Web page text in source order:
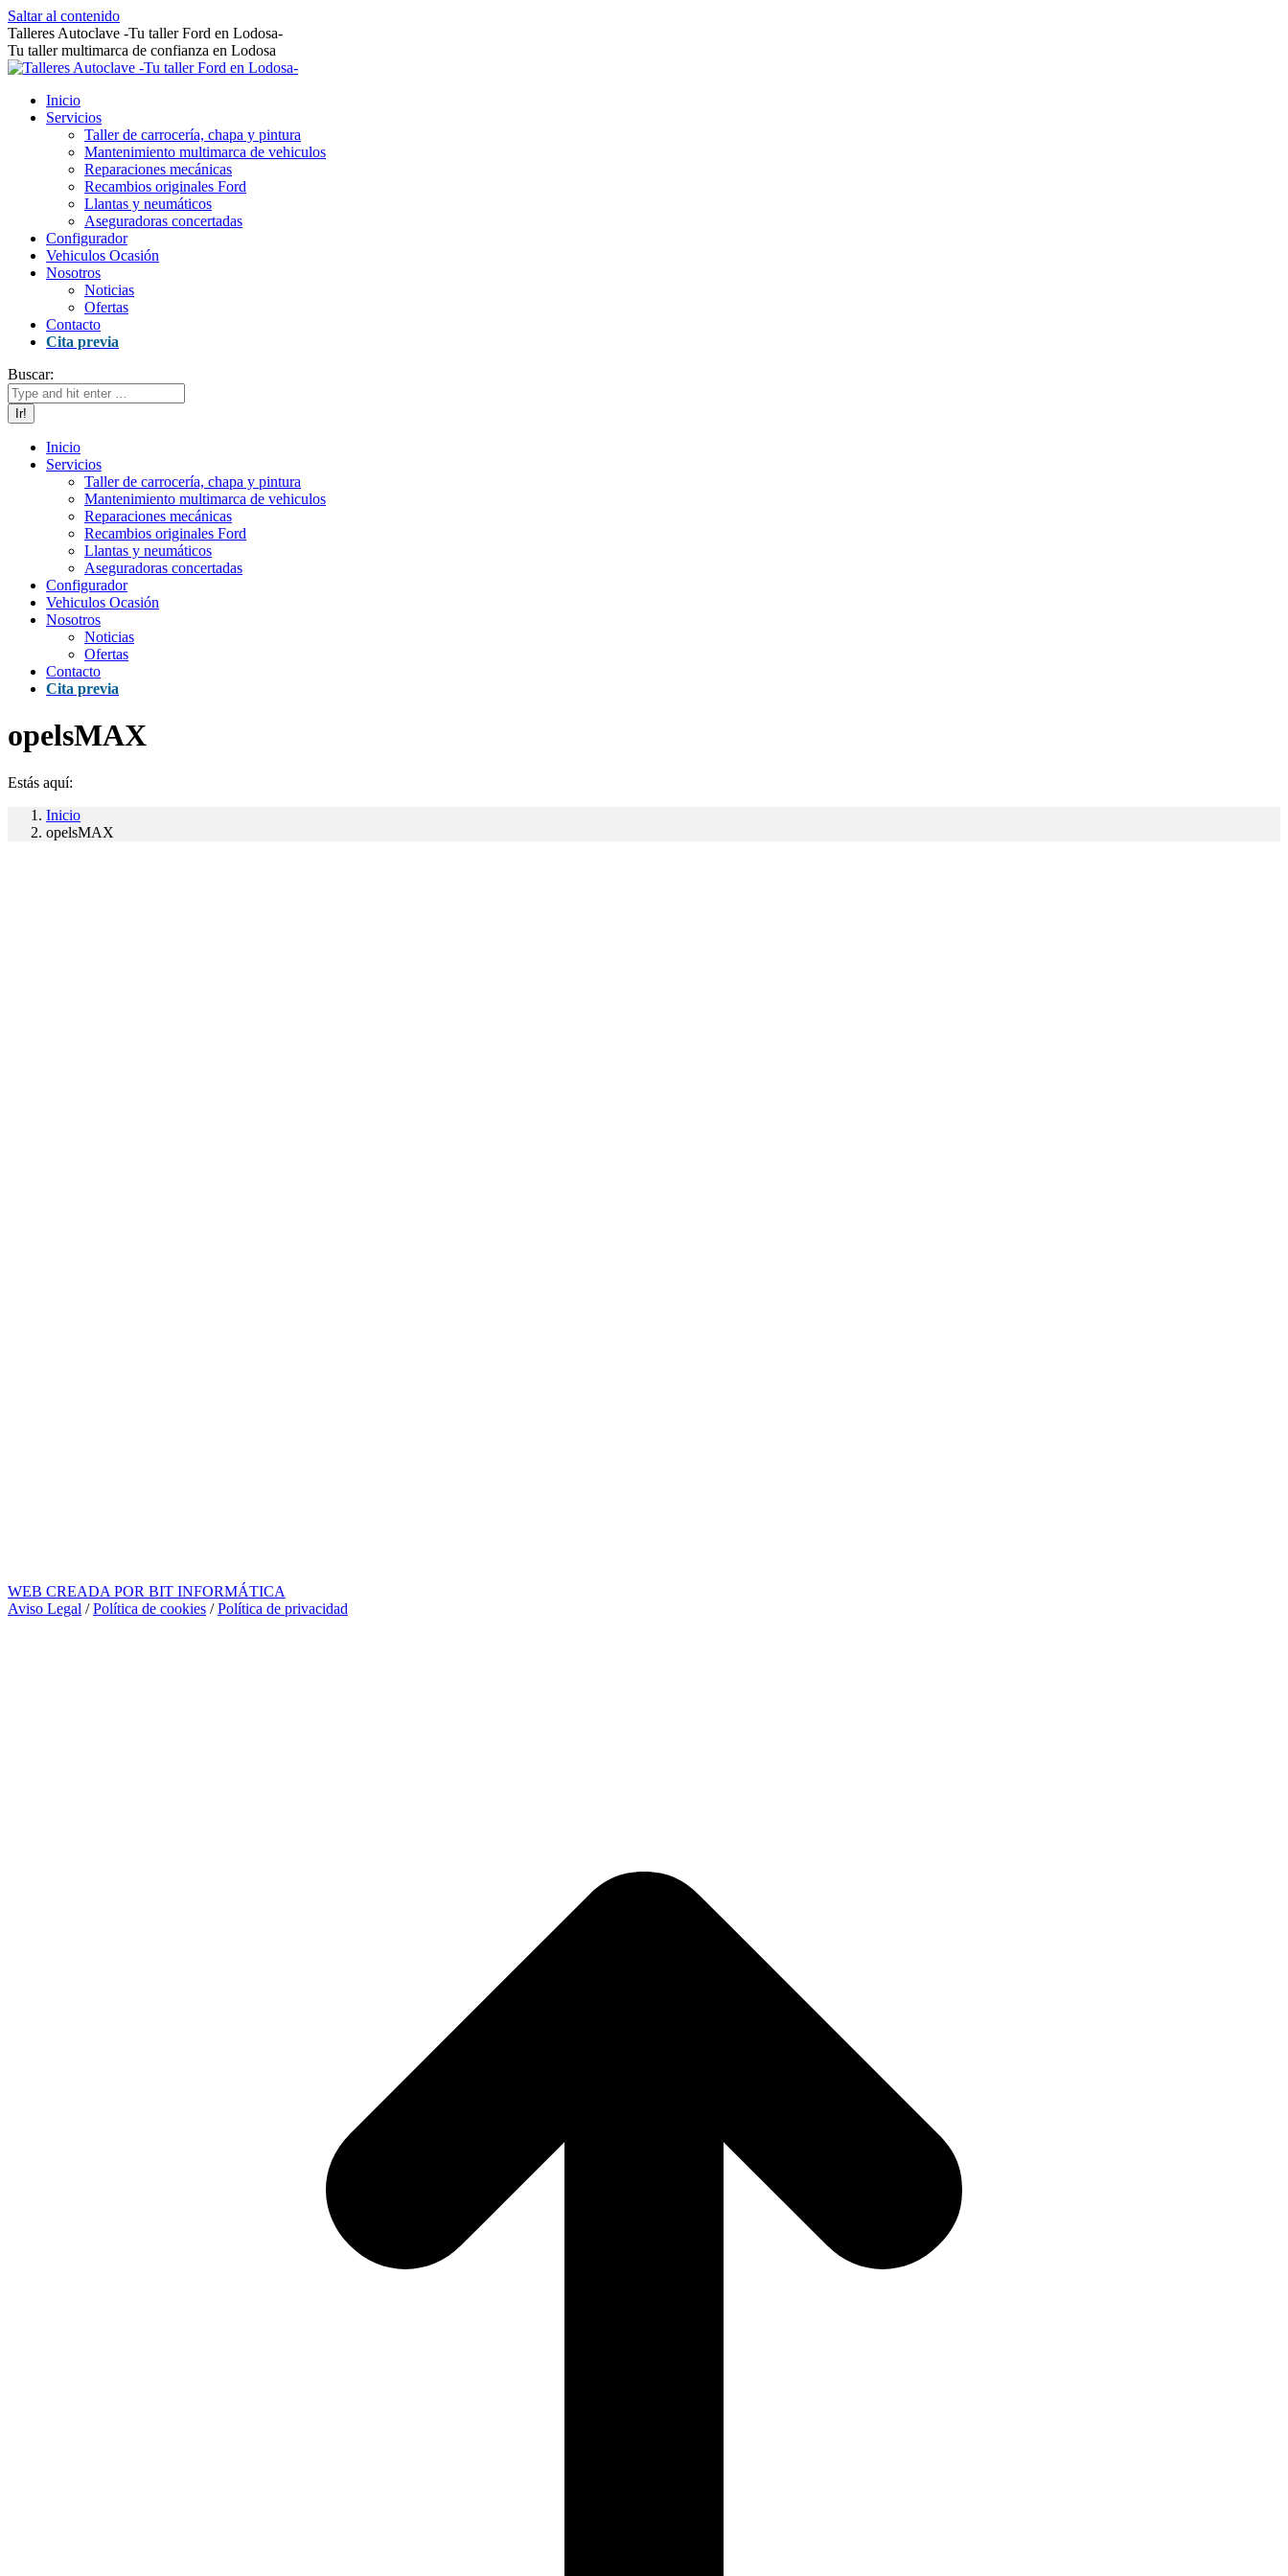
Saltar al contenido
Talleres Autoclave -Tu taller Ford en Lodosa-
Tu taller multimarca de confianza en Lodosa
Inicio
Servicios
Taller de carrocería, chapa y pintura
Mantenimiento multimarca de vehiculos
Reparaciones mecánicas
Recambios originales Ford
Llantas y neumáticos
Aseguradoras concertadas
Configurador
Vehiculos Ocasión
Nosotros
Noticias
Ofertas
Contacto
Cita previa
Buscar:
Inicio
Servicios
Taller de carrocería, chapa y pintura
Mantenimiento multimarca de vehiculos
Reparaciones mecánicas
Recambios originales Ford
Llantas y neumáticos
Aseguradoras concertadas
Configurador
Vehiculos Ocasión
Nosotros
Noticias
Ofertas
Contacto
Cita previa
opelsMAX
Estás aquí:
Inicio
opelsMAX
WEB CREADA POR BIT INFORMÁTICA
Aviso Legal /Política de cookies /Política de privacidad